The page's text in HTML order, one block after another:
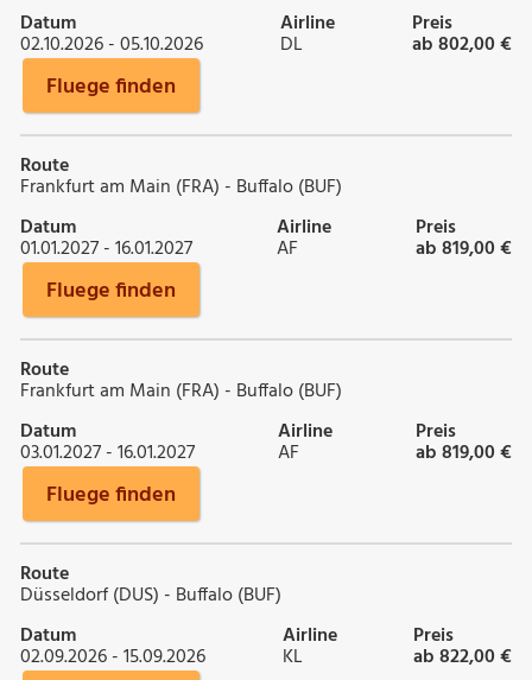
Datum
02.10.2026 - 05.10.2026
Airline
DL
Preis
ab 802,00 €
Fluege finden
Route
Frankfurt am Main (FRA) - Buffalo (BUF)
Datum
01.01.2027 - 16.01.2027
Airline
AF
Preis
ab 819,00 €
Fluege finden
Route
Frankfurt am Main (FRA) - Buffalo (BUF)
Datum
03.01.2027 - 16.01.2027
Airline
AF
Preis
ab 819,00 €
Fluege finden
Route
Düsseldorf (DUS) - Buffalo (BUF)
Datum
02.09.2026 - 15.09.2026
Airline
KL
Preis
ab 822,00 €